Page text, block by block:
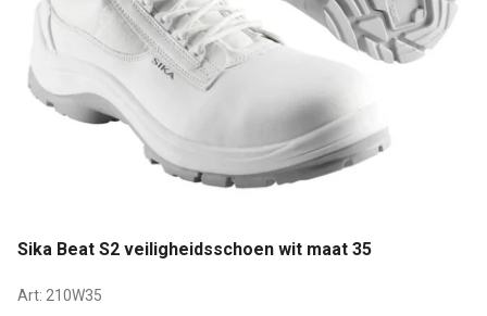
Sika Beat S2 veiligheidsschoen wit maat 35
Art: 210W35